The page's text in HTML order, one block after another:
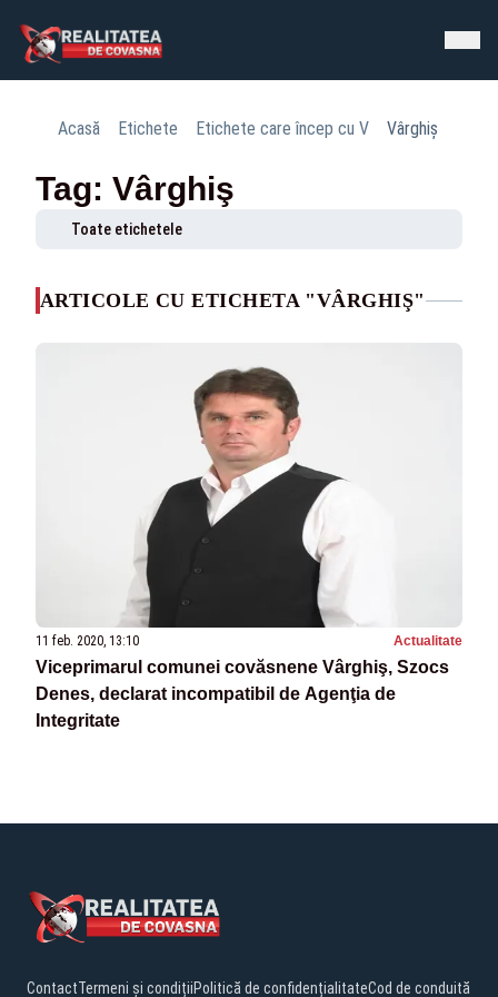
Acasă Etichete Etichete care încep cu V Vârghiş
Tag: Vârghiş
Toate etichetele
ARTICOLE CU ETICHETA "VÂRGHIŞ"
11 feb. 2020, 13:10 Actualitate
Viceprimarul comunei covăsnene Vârghiş, Szocs
Denes, declarat incompatibil de Agenţia de
Integritate
ContactTermeni și condițiiPolitică de confidențialitateCod de conduită